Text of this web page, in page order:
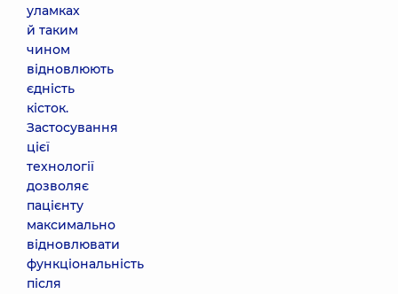
уламках
й таким
чином
відновлюють
єдність
кісток.
Застосування
цієї
технології
дозволяє
пацієнту
максимально
відновлювати
функціональність
після